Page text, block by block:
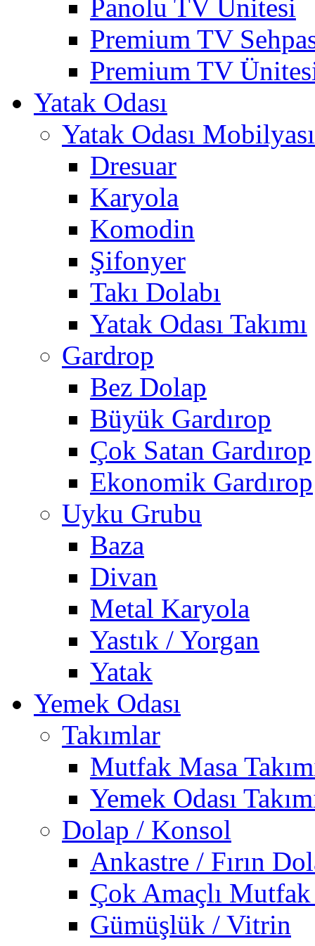
Panolu TV Ünitesi
Premium TV
Premium TV
Yatak Odası
Yatak Odası Mobilyası
Dresuar
Karyola
Komodin
Şifonyer
Takı Dolabı
Yatak Odası Takımı
Gardrop
Bez Dolap
Büyük Gardırop
Çok Satan Gardırop
Ekonomik Gardırop
Uyku Grubu
Baza
Divan
Metal Karyola
Yastık / Yorgan
Yatak
Yemek Odası
Takımlar
Mutfak Masa
Yemek Odası
Dolap / Konsol
Ankastre / Fırın
Çok Amaçlı Mutfak
Gümüşlük / Vitrin